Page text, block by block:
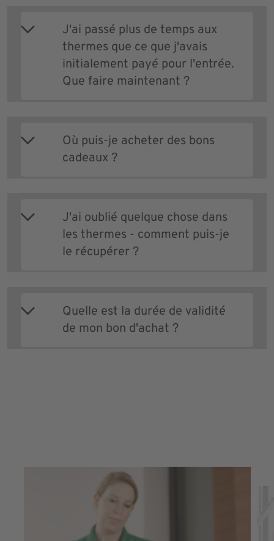
J'ai passé plus de temps aux
thermes que ce que j'avais
initialement payé pour l'entrée.
Que faire maintenant ?
Où puis-je acheter des bons
cadeaux ?
J'ai oublié quelque chose dans
les thermes - comment puis-je
le récupérer ?
Quelle est la durée de validité
de mon bon d'achat ?